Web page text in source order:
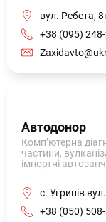
вул. Ребета,
+38 (095)
Автодонор
Комп’ютерна
частини, вулканізація, кондиціонування та
імпортні
с. Угринів
+38 (050)